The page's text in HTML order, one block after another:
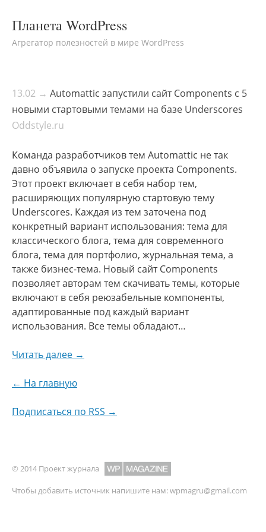
Планета WordPress
Агрегатор полезностей в мире WordPress
13.02 → Automattic запустили сайт Components с 5
новыми стартовыми темами на базе Underscores
Oddstyle.ru
Команда разработчиков тем Automattic не так
давно объявила о запуске проекта Components.
Этот проект включает в себя набор тем,
расширяющих популярную стартовую тему
Underscores. Каждая из тем заточена под
конкретный вариант использования: тема для
классического блога, тема для современного
блога, тема для портфолио, журнальная тема, а
также бизнес-тема. Новый сайт Components
позволяет авторам тем скачивать темы, которые
включают в себя реюзабельные компоненты,
адаптированные под каждый вариант
использования. Все темы обладают…
Читать далее →
← На главную
Подписаться по RSS →
© 2014 Проект журнала
Чтобы добавить источник напишите нам:wpmagru@gmail.com